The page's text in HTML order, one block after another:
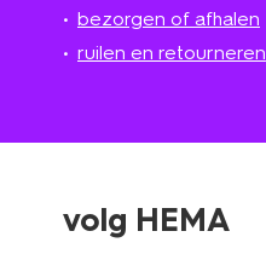
bezorgen of afhalen
ruilen en retourneren
volg HEMA